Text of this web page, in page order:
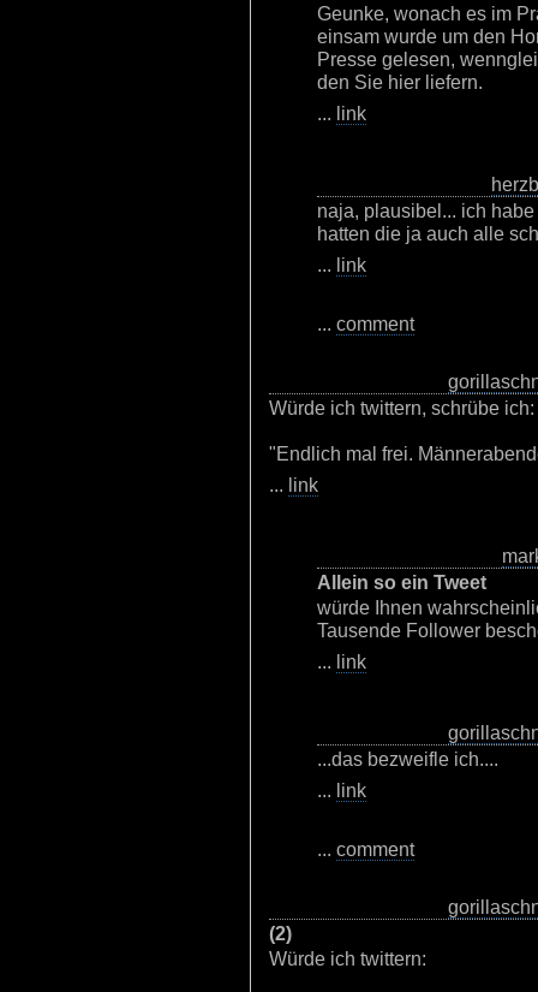
Geunke, wonach es im
einsam wurde um den
Presse gelesen,
den Sie hier liefern.
... link
naja, plausibel... ich
hatten die ja auch alle
... link
... comment
Würde ich twittern, schrübe ich:
"Endlich mal frei.
... link
Allein so ein Tweet
würde Ihnen
Tausende Follower
... link
...das bezweifle ich....
... link
... comment
(2)
Würde ich twittern: